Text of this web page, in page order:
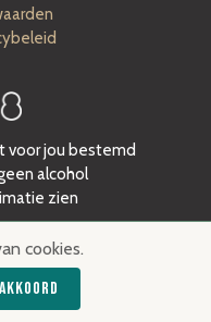
voor jou bestemd
alcohol
zien
cookies.
Akkoord